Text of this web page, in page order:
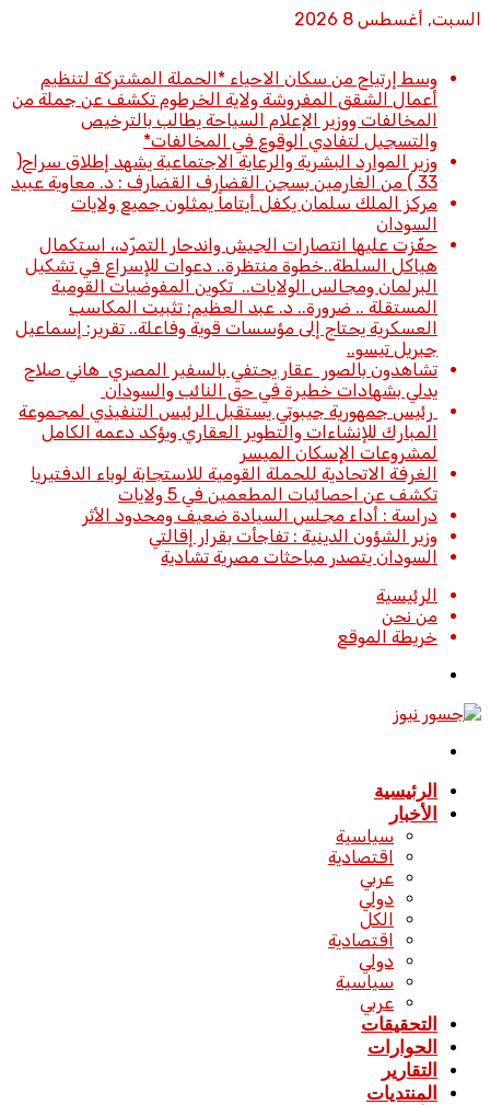
السبت, أغسطس 8 2026
وسط إرتياح من سكان الاحياء *الحملة المشتركة لتنظيم
أعمال الشقق المفروشة ولاية الخرطوم تكشف عن جملة من
المخالفات ووزير الإعلام السياحة يطالب بالترخيص
والتسجيل لتفادي الوقوع في المخالفات*
وزير الموارد البشرية والرعاية الاجتماعية يشهد إطلاق سراح(
33 ) من الغارمين بسجن القضارف القضارف : د. معاوية عبيد
مركز الملك سلمان يكفل أيتاماً يمثلون جميع ولايات
السودان
حفّزت عليها انتصارات الجيش واندحار التمرّد،، استكمال
هياكل السلطة..خطوة منتظرة.. دعوات للإسراع في تشكيل
البرلمان ومجالس الولايات.. تكوين المفوضيات القومية
المستقلة .. ضرورة.. د. عبد العظيم: تثبيت المكاسب
العسكرية يحتاج إلى مؤسسات قوية وفاعلة.. تقرير: إسماعيل
جبريل تيسو..
تشاهدون بالصور عقار يحتفي بالسفير المصري هاني صلاح
يدلي بشهادات خطيرة في حق النائب والسودان
رئيس جمهورية جيبوتي يستقبل الرئيس التنفيذي لمجموعة
المبارك للإنشاءات والتطوير العقاري ويؤكد دعمه الكامل
لمشروعات الإسكان الميسر
الغرفة الاتحادية للحملة القومية للاستجابة لوباء الدفتيريا
تكشف عن احصائيات المطعمين في 5 ولايات
دراسة : أداء مجلس السيادة ضعيف ومحدود الأثر
وزير الشؤون الدينية : تفاجأت بقرار إقالتي
السودان يتصدر مباحثات مصرية تشادية
الرئيسية
من نحن
خريطة الموقع
الرئيسية
الأخبار
سياسية
اقتصادية
عربي
دولي
الكل
اقتصادية
دولي
سياسية
عربي
التحقيقات
الحوارات
التقارير
المنتديات